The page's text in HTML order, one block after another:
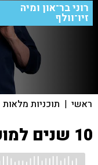
רוני בר־און ומיה
זיו־וולף
ראשי | תוכניות מלאות
10 שנים למועדון 'ביחד בשבילך'